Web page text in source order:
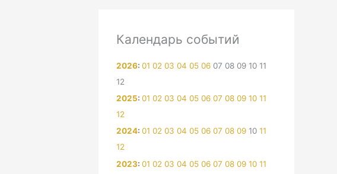
Календарь событий
2026: 01 02 03 04 05 06 07 08 09 10 11
12
2025: 01 02 03 04 05 06 07 08 09 10 11
12
2024: 01 02 03 04 05 06 07 08 09 10 11
12
2023: 01 02 03 04 05 06 07 08 09 10 11